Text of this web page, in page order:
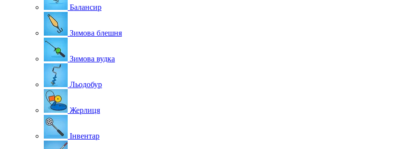
Балансир
Зимова блешня
Зимова вудка
Льодобур
Жерлиця
Інвентар